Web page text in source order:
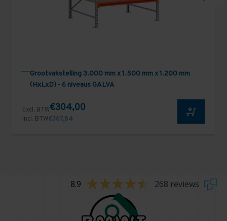
Grootvakstelling 3.000 mm x 1.500 mm x 1.200 mm
(HxLxD) - 6 niveaus GALVA
Excl. BTW€304,00
Incl. BTW€367,84
8.9 268 reviews